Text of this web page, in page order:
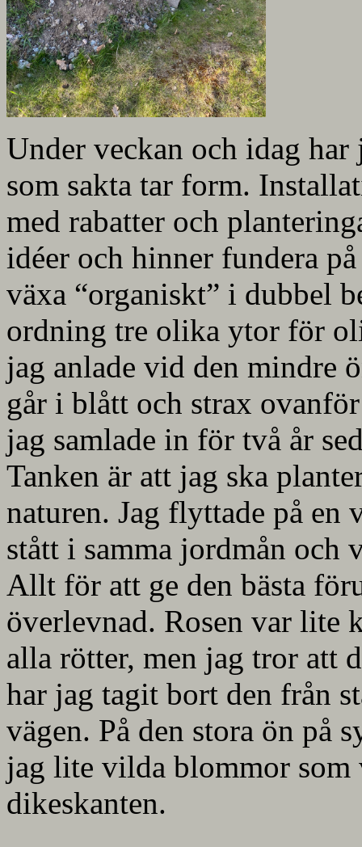
Under veckan och idag
som sakta tar form.
med rabatter och
idéer och hinner fundera
växa “organiskt” i dubbel
ordning tre olika ytor för
jag anlade vid den mindre
går i blått och strax
jag samlade in för två år
Tanken är att jag ska
naturen. Jag flyttade på en
stått i samma jordmån och
Allt för att ge den bästa
överlevnad. Rosen var lite
alla rötter, men jag tror att
har jag tagit bort den från
vägen. På den stora ön på
jag lite vilda blommor som
dikeskanten.